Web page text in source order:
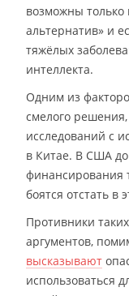
возможны только
альтернатив» и
тяжёлых
интеллекта.
Одним из
смелого
исследований с
в Китае. В США
финансирования
боятся отстать в
Противники
аргументов,
высказывают
использоваться